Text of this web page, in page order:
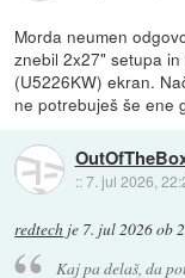
Morda neumen
znebil 2x27" setupa
(U5226KW) ekran.
ne potrebuješ še ene
::7. jul 2026,
redtech je 7. jul 2026 ob
Kaj pa delaš, da